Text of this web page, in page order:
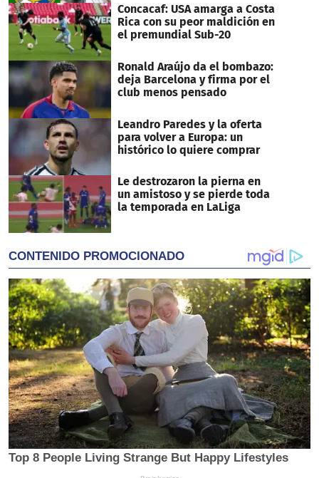
Concacaf: USA amarga a Costa
Rica con su peor maldición en
el premundial Sub-20
Ronald Araújo da el bombazo:
deja Barcelona y firma por el
club menos pensado
Leandro Paredes y la oferta
para volver a Europa: un
histórico lo quiere comprar
Le destrozaron la pierna en
un amistoso y se pierde toda
la temporada en LaLiga